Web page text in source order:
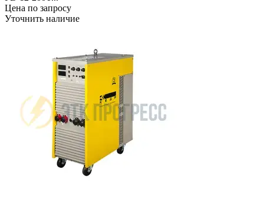
Цена по запросу
Уточнить наличие